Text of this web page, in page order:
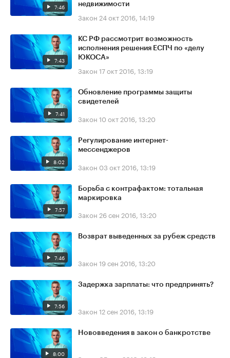
7:46
недвижимости
Закон 24 окт 2016, 14:19
7:43
КС РФ рассмотрит возможность
исполнения решения ЕСПЧ по «делу
ЮКОСА»
Закон 17 окт 2016, 13:19
7:41
Обновление программы защиты
свидетелей
Закон 10 окт 2016, 13:20
8:02
Регулирование интернет-
мессенджеров
Закон 03 окт 2016, 13:19
7:57
Борьба с контрафактом: тотальная
маркировка
Закон 26 сен 2016, 13:20
7:46
Возврат выведенных за рубеж средств
Закон 19 сен 2016, 13:20
7:56
Задержка зарплаты: что предпринять?
Закон 12 сен 2016, 13:19
8:00
Нововведения в закон о банкротстве